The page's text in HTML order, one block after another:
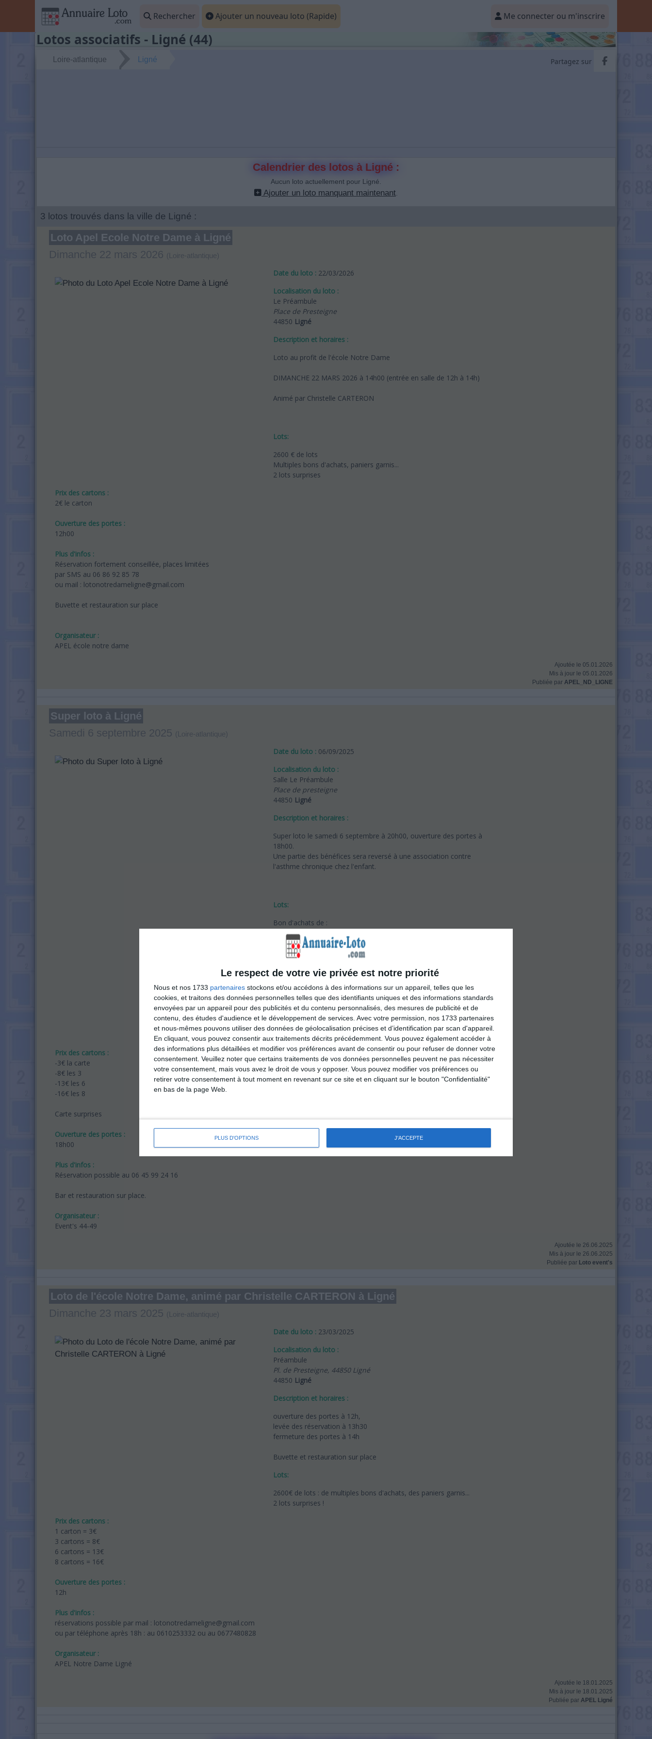
Le respect de votre vie privée est notre priorité
Nous et nos 1733 partenaires stockons et/ou accédons à des informations sur un appareil, telles que les
cookies, et traitons des données personnelles telles que des identifiants uniques et des informations standards
envoyées par un appareil pour des publicités et du contenu personnalisés, des mesures de publicité et de
contenu, des études d'audience et le développement de services. Avec votre permission, nos 1733 partenaires
et nous-mêmes pouvons utiliser des données de géolocalisation précises et d’identification par scan d'appareil.
En cliquant, vous pouvez consentir aux traitements décrits précédemment. Vous pouvez également accéder à
des informations plus détaillées et modifier vos préférences avant de consentir ou pour refuser de donner votre
consentement. Veuillez noter que certains traitements de vos données personnelles peuvent ne pas nécessiter
votre consentement, mais vous avez le droit de vous y opposer. Vous pouvez modifier vos préférences ou
retirer votre consentement à tout moment en revenant sur ce site et en cliquant sur le bouton "Confidentialité"
en bas de la page Web.
PLUS D'OPTIONS J'ACCEPTE
Rechercher Ajouter un nouveau loto (Rapide) Me connecter ou m'inscrire
Lotos associatifs - Ligné (44)
Loire-atlantique Ligné Partagez sur Partager
Calendrier des lotos à Ligné :
Aucun loto actuellement pour Ligné.
Ajouter un loto manquant maintenant
3 lotos trouvés dans la ville de Ligné :
Loto Apel Ecole Notre Dame à Ligné
Dimanche 22 mars 2026 (Loire-atlantique)
Date du loto : 22/03/2026
Localisation du loto :
Le Préambule
Place de Presteigne
44850 Ligné
Description et horaires :
Loto au profit de l'école Notre Dame
DIMANCHE 22 MARS 2026 à 14h00 (entrée en salle de 12h à 14h)
Animé par Christelle CARTERON
Lots:
2600 € de lots
Multiples bons d'achats, paniers garnis...
2 lots surprises
Prix des cartons :
2€ le carton
Ouverture des portes :
12h00
Plus d'infos :
Réservation fortement conseillée, places limitées
par SMS au 06 86 92 85 78
ou mail : lotonotredameligne@gmail.com
Buvette et restauration sur place
Organisateur :
APEL école notre dame
Ajoutée le 05.01.2026
Mis à jour le 05.01.2026
Publiée par APEL_ND_LIGNE
Super loto à Ligné
Samedi 6 septembre 2025 (Loire-atlantique)
Date du loto : 06/09/2025
Localisation du loto :
Salle Le Préambule
Place de presteigne
44850 Ligné
Description et horaires :
Super loto le samedi 6 septembre à 20h00, ouverture des portes à
18h00.
Une partie des bénéfices sera reversé à une association contre
l'asthme chronique chez l'enfant.
Lots:
Bon d'achats de :
-600€
-300€
-100€
Lots surprise
Ligne suivies
Nombreux autres lots à gagner.
Prix des cartons :
-3€ la carte
-8€ les 3
-13€ les 6
-16€ les 8
Carte surprises
Ouverture des portes :
18h00
Plus d'infos :
Réservation possible au 06 45 99 24 16
Bar et restauration sur place.
Organisateur :
Event's 44-49
Ajoutée le 26.06.2025
Mis à jour le 26.06.2025
Publiée par Loto event's
Loto de l'école Notre Dame, animé par Christelle CARTERON à Ligné
Dimanche 23 mars 2025 (Loire-atlantique)
Date du loto : 23/03/2025
Localisation du loto :
Préambule
Pl. de Presteigne, 44850 Ligné
44850 Ligné
Description et horaires :
ouverture des portes à 12h,
levée des réservation à 13h30
fermeture des portes à 14h
Buvette et restauration sur place
Lots:
2600€ de lots : de multiples bons d'achats, des paniers garnis...
2 lots surprises !
Prix des cartons :
1 carton = 3€
3 cartons = 8€
6 cartons = 13€
8 cartons = 16€
Ouverture des portes :
12h
Plus d'infos :
réservations possible par mail : lotonotredameligne@gmail.com
ou par téléphone après 18h : au 0610253332 ou au 0677480828
Organisateur :
APEL Notre Dame Ligné
Ajoutée le 18.01.2025
Mis à jour le 18.01.2025
Publiée par APEL Ligné